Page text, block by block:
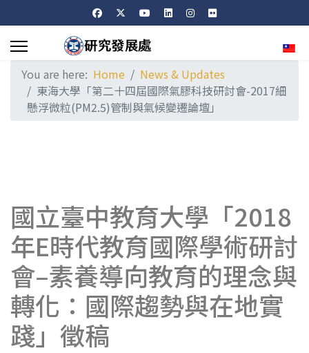
You are here: Home
News & Updates
東海大學「第二十四屆國際氣膠科技研討會-2017細
懸浮微粒(PM2.5)管制與氣候變遷論壇」
國立臺中教育大學「2018
年E時代教育國際學術研討
會–素養導向教育的理念與
轉化：國際趨勢與在地實
踐」徵稿